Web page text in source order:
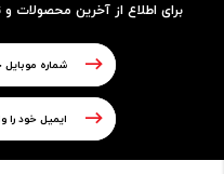
برای اطلاع از آخرین محصولات